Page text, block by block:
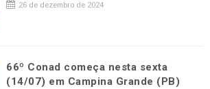
26 de dezembro de 2024
66º Conad começa nesta sexta
(14/07) em Campina Grande (PB)